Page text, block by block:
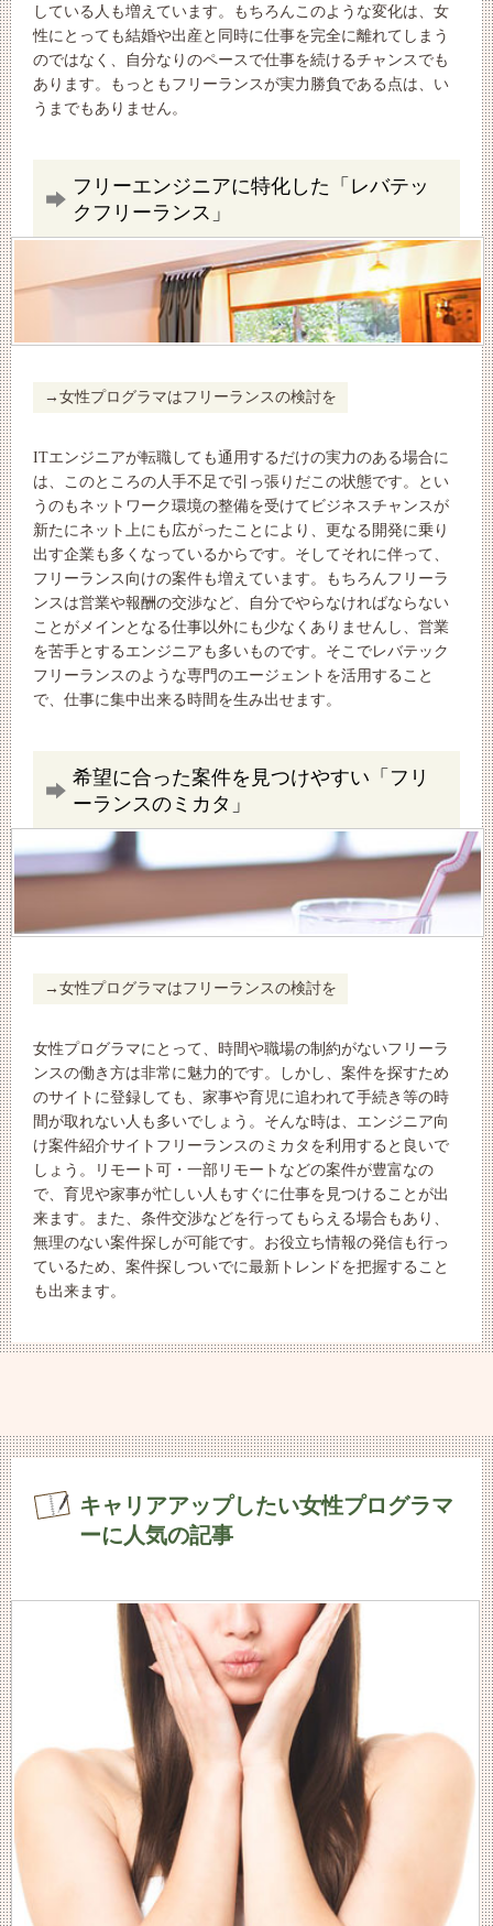
している人も増えています。もちろんこのような変化は、女
性にとっても結婚や出産と同時に仕事を完全に離れてしまう
のではなく、自分なりのペースで仕事を続けるチャンスでも
あります。もっともフリーランスが実力勝負である点は、い
うまでもありません。
フリーエンジニアに特化した「レバテッ
クフリーランス」
女性プログラマはフリーランスの検討を
ITエンジニアが転職しても通用するだけの実力のある場合に
は、このところの人手不足で引っ張りだこの状態です。とい
うのもネットワーク環境の整備を受けてビジネスチャンスが
新たにネット上にも広がったことにより、更なる開発に乗り
出す企業も多くなっているからです。そしてそれに伴って、
フリーランス向けの案件も増えています。もちろんフリーラ
ンスは営業や報酬の交渉など、自分でやらなければならない
ことがメインとなる仕事以外にも少なくありませんし、営業
を苦手とするエンジニアも多いものです。そこでレバテック
フリーランスのような専門のエージェントを活用すること
で、仕事に集中出来る時間を生み出せます。
希望に合った案件を見つけやすい「フリ
ーランスのミカタ」
女性プログラマはフリーランスの検討を
女性プログラマにとって、時間や職場の制約がないフリーラ
ンスの働き方は非常に魅力的です。しかし、案件を探すため
のサイトに登録しても、家事や育児に追われて手続き等の時
間が取れない人も多いでしょう。そんな時は、エンジニア向
け案件紹介サイトフリーランスのミカタを利用すると良いで
しょう。リモート可・一部リモートなどの案件が豊富なの
で、育児や家事が忙しい人もすぐに仕事を見つけることが出
来ます。また、条件交渉などを行ってもらえる場合もあり、
無理のない案件探しが可能です。お役立ち情報の発信も行っ
ているため、案件探しついでに最新トレンドを把握すること
も出来ます。
キャリアアップしたい女性プログラマ
ーに人気の記事